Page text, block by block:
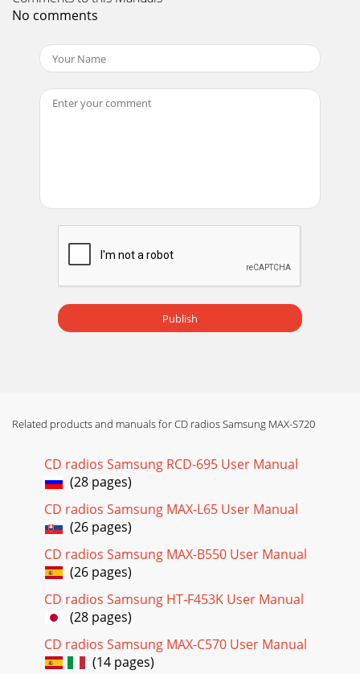
Page 19
ELECTRONICSESTE APARATO ESTÁ FABRICADO POR:AH68-
Page 20
EPulsar Empujar Importante
NotaSímbolos3ÍndiceADVERTENCIAS...
E5Display1. Potencia de Surround (Sonido ambiente) 2.
Modo de Sonido 3. Volumen y Nivel EQ (ecualizador)4.
Programa del CD y Número programado del s
Page 23 - VOLUME
E6Panel posterior1. TERMINAL CONECTOR ANTENA FM 2.
JACK SALIDA CD DIGITAL3. TERMINAL CONECTOR ANTENA
apropiado.Antes de enchufar el sistema a la red debe
comprobar el voltaje.Enchufe el cable de
Page 25 - Especificaciones técnicas
E8La entrada auxiliar puede utilizarse para aprovechar la
fuentes.Ejemplo:Un televisorUn reprod
Page 26 - ELECTRONICS
E9La antena AM (para onda larga y media) puede:colocarse
en una superficie establefijarse en la paredLos bornes de
conexión están situados en la parte
No comments
Publish
Related products and manuals for CD radios Samsung MAX-S720
CD radios Samsung RCD-695 User Manual
(28 pages)
CD radios Samsung MAX-L65 User Manual
(26 pages)
CD radios Samsung MAX-B550 User Manual
(26 pages)
CD radios Samsung HT-F453K User Manual
(28 pages)
CD radios Samsung MAX-C570 User Manual
(14 pages)